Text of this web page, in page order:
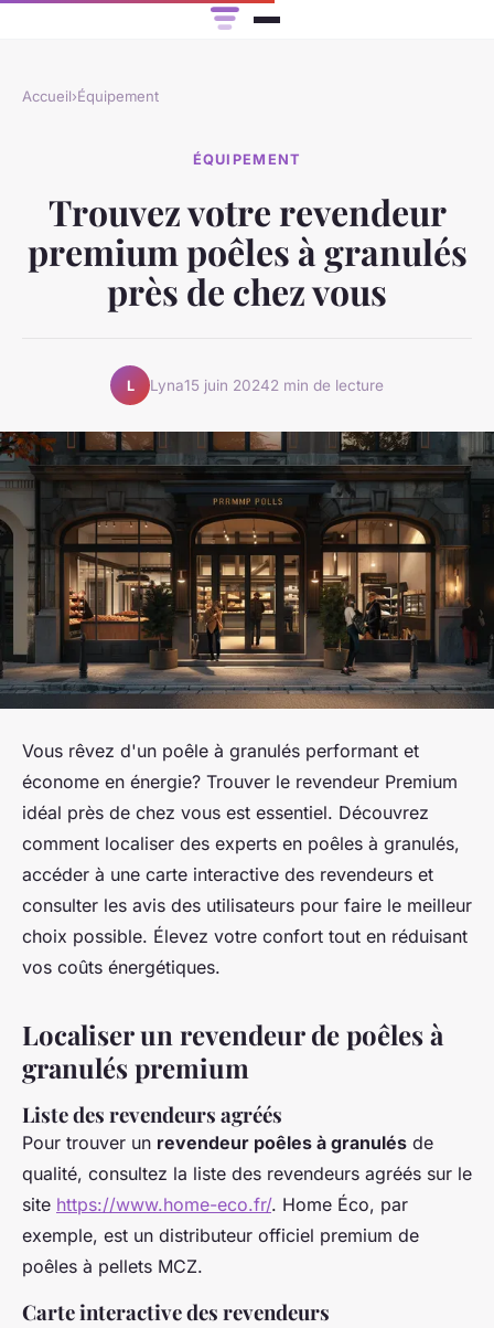
Accueil›Équipement
ÉQUIPEMENT
Trouvez votre revendeur
premium poêles à granulés
près de chez vous
L Lyna15 juin 20242 min de lecture
Vous rêvez d'un poêle à granulés performant et
économe en énergie? Trouver le revendeur Premium
idéal près de chez vous est essentiel. Découvrez
comment localiser des experts en poêles à granulés,
accéder à une carte interactive des revendeurs et
consulter les avis des utilisateurs pour faire le meilleur
choix possible. Élevez votre confort tout en réduisant
vos coûts énergétiques.
Localiser un revendeur de poêles à
granulés premium
Liste des revendeurs agréés
Pour trouver un revendeur poêles à granulés de
qualité, consultez la liste des revendeurs agréés sur le
site https://www.home-eco.fr/. Home Éco, par
exemple, est un distributeur officiel premium de
poêles à pellets MCZ.
Carte interactive des revendeurs